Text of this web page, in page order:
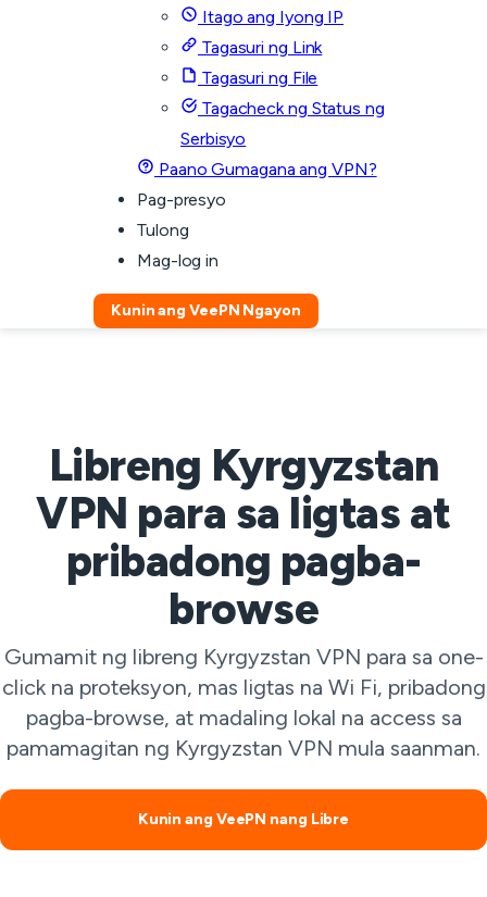
Itago ang Iyong IP
Tagasuri ng Link
Tagasuri ng File
Tagacheck ng Status ng
Serbisyo
Paano Gumagana ang VPN?
Pag-presyo
Tulong
Mag-log in
Kunin ang VeePN Ngayon
Libreng Kyrgyzstan
VPN para sa ligtas at
pribadong pagba-
browse
Gumamit ng libreng Kyrgyzstan VPN para sa one-
click na proteksyon, mas ligtas na Wi Fi, pribadong
pagba-browse, at madaling lokal na access sa
pamamagitan ng Kyrgyzstan VPN mula saanman.
Kunin ang VeePN nang Libre